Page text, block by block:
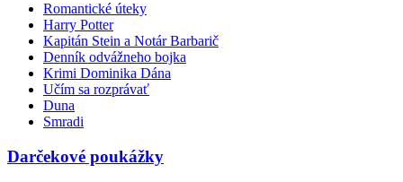
Romantické úteky
Harry Potter
Kapitán Stein a Notár Barbarič
Denník odvážneho bojka
Krimi Dominika Dána
Učím sa rozprávať
Duna
Smradi
Darčekové poukážky